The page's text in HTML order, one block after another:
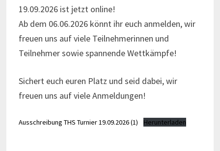
19.09.2026 ist jetzt online!
Ab dem 06.06.2026 könnt ihr euch anmelden, wir
freuen uns auf viele Teilnehmerinnen und
Teilnehmer sowie spannende Wettkämpfe!
Sichert euch euren Platz und seid dabei, wir
freuen uns auf viele Anmeldungen!
Ausschreibung THS Turnier 19.09.2026 (1) Herunterladen